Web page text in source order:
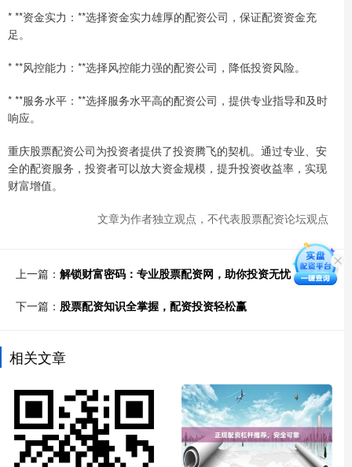
* **资金实力：**选择资金实力雄厚的配资公司，保证配资资金充
足。
* **风控能力：**选择风控能力强的配资公司，降低投资风险。
* **服务水平：**选择服务水平高的配资公司，提供专业指导和及时
响应。
重庆股票配资公司为投资者提供了投资腾飞的契机。通过专业、安
全的配资服务，投资者可以放大资金规模，提升投资收益率，实现
财富增值。
文章为作者独立观点，不代表股票配资论坛观点
上一篇： 解锁财富密码：专业股票配资网，助你投资无忧
下一篇： 股票配资知识全掌握，配资投资轻松赢
相关文章